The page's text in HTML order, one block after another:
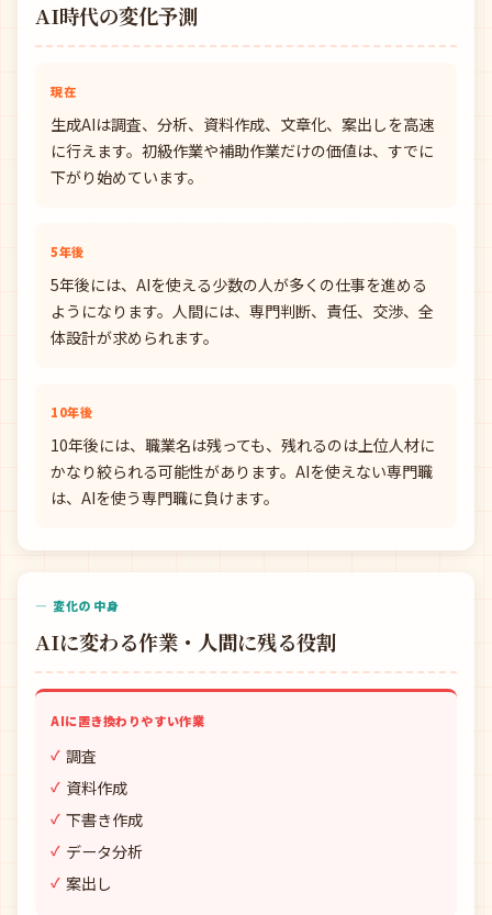
AI時代の変化予測
現在
生成AIは調査、分析、資料作成、文章化、案出しを高速
に行えます。初級作業や補助作業だけの価値は、すでに
下がり始めています。
5年後
5年後には、AIを使える少数の人が多くの仕事を進める
ようになります。人間には、専門判断、責任、交渉、全
体設計が求められます。
10年後
10年後には、職業名は残っても、残れるのは上位人材に
かなり絞られる可能性があります。AIを使えない専門職
は、AIを使う専門職に負けます。
— 変化の中身
AIに変わる作業・人間に残る役割
AIに置き換わりやすい作業
調査
資料作成
下書き作成
データ分析
案出し